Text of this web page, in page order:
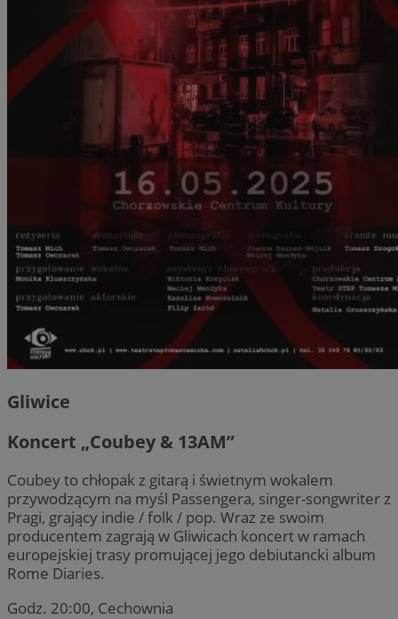
Gliwice
Koncert „Coubey & 13AM”
Coubey to chłopak z gitarą i świetnym wokalem
przywodzącym na myśl Passengera, singer-songwriter z
Pragi, grający indie / folk / pop. Wraz ze swoim
producentem zagrają w Gliwicach koncert w ramach
europejskiej trasy promującej jego debiutancki album
Rome Diaries.
Godz. 20:00, Cechownia